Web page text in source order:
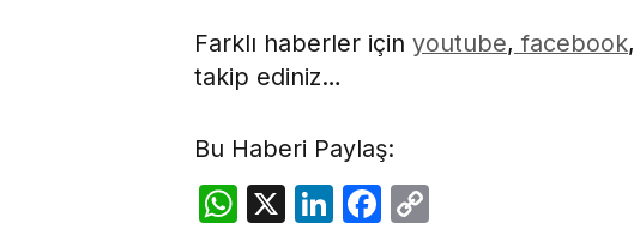
Farklı haberler için youtube, facebook,
takip ediniz…
Bu Haberi Paylaş:
WhatsApp
X LinkedIn
Facebook